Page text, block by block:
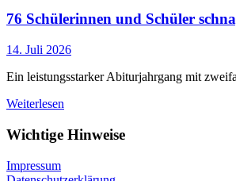
76 Schülerinnen und Schüler
14. Juli 2026
Ein leistungsstarker Abiturjahrgang mit
Weiterlesen
Wichtige Hinweise
Impressum